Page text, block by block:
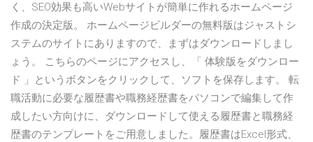
く、SEO効果も高いWebサイトが簡単に作れるホームページ
作成の決定版。 ホームページビルダーの無料版はジャストシ
ステムのサイトにありますので、まずはダウンロードしまし
ょう。 こちらのページにアクセスし、「 体験版をダウンロー
ド 」というボタンをクリックして、ソフトを保存します。 転
職活動に必要な履歴書や職務経歴書をパソコンで編集して作
成したい方向けに、ダウンロードして使える履歴書と職務経
歴書のテンプレートをご用意しました。履歴書はExcel形式、